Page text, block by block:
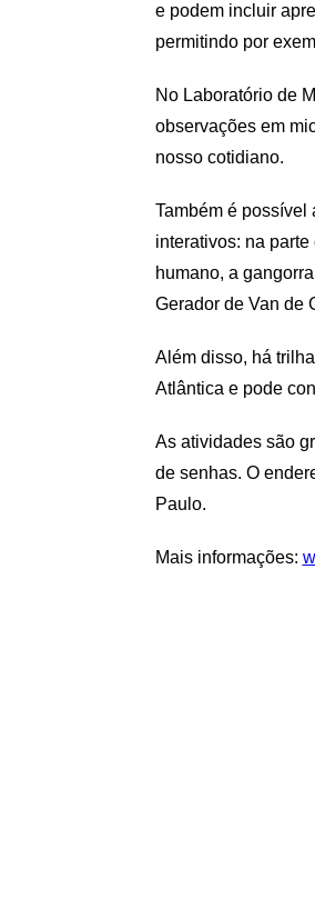
e podem incluir
permitindo por
No Laboratório de
observações em
nosso cotidiano.
Também é possível
interativos: na
humano, a
Gerador de Van de
Além disso, há
Atlântica e pode
As atividades são
de senhas. O
Paulo.
Mais informações: